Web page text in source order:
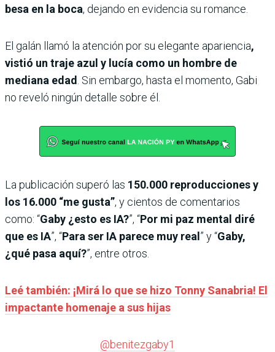
besa en la boca, dejando en evidencia su romance.
El galán llamó la atención por su elegante apariencia,
vistió un traje azul y lucía como un hombre de
mediana edad. Sin embargo, hasta el momento, Gabi
no reveló ningún detalle sobre él.
La publicación superó las 150.000 reproducciones y
los 16.000 “me gusta”, y cientos de comentarios
como: “Gaby ¿esto es IA?”, “Por mi paz mental diré
que es IA”, “Para ser IA parece muy real ” y “Gaby,
¿qué pasa aquí?”, entre otros.
Leé también: ¡Mirá lo que se hizo Tonny Sanabria! El
impactante homenaje a sus hijas
@benitezgaby1